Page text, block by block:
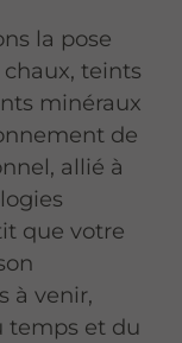
la pose
chaux, teints
minéraux
de
allié à
que votre
à venir,
temps et du